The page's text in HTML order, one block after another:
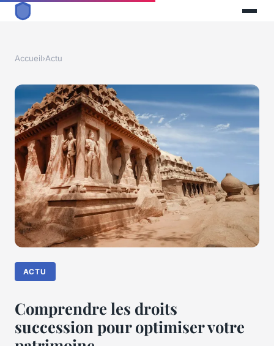
Accueil›Actu
ACTU
Comprendre les droits
succession pour optimiser votre